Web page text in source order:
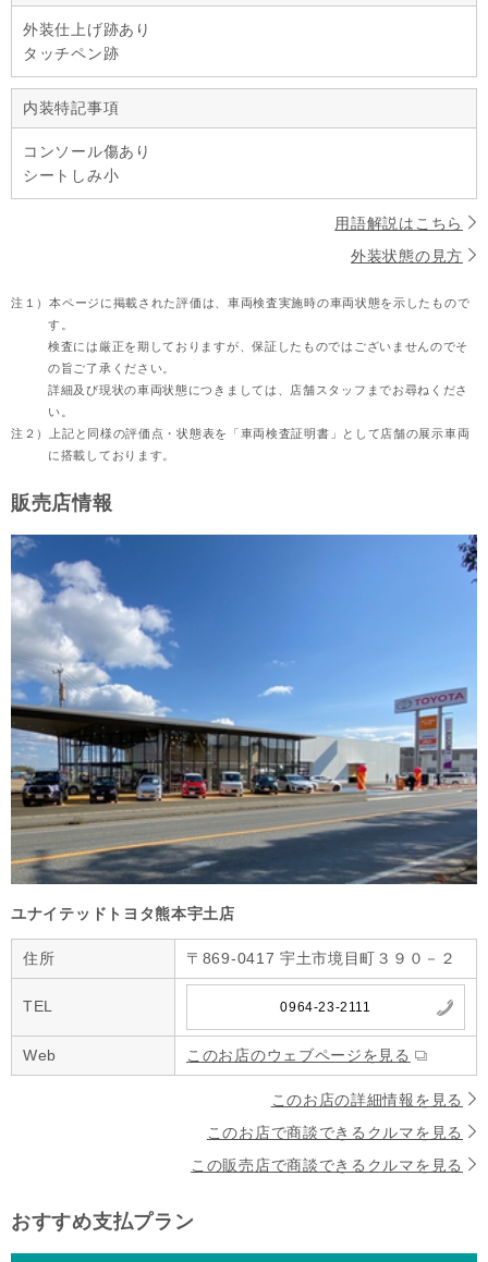
外装仕上げ跡あり
タッチペン跡
内装特記事項
コンソール傷あり
シートしみ小
用語解説はこちら
外装状態の見方
注１）本ページに掲載された評価は、車両検査実施時の車両状態を示したもので
す。
検査には厳正を期しておりますが、保証したものではございませんのでそ
の旨ご了承ください。
詳細及び現状の車両状態につきましては、店舗スタッフまでお尋ねくださ
い。
注２）
上記と同様の評価点・状態表を「車両検査証明書」として店舗の展示車両
に搭載しております。
販売店情報
ユナイテッドトヨタ熊本宇土店
住所 〒869-0417 宇土市境目町３９０－２
TEL 0964-23-2111
Web このお店のウェブページを見る
このお店の詳細情報を見る
このお店で商談できるクルマを見る
この販売店で商談できるクルマを見る
おすすめ支払プラン